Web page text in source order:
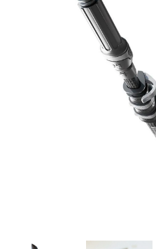
UNGER Ninja Carbon